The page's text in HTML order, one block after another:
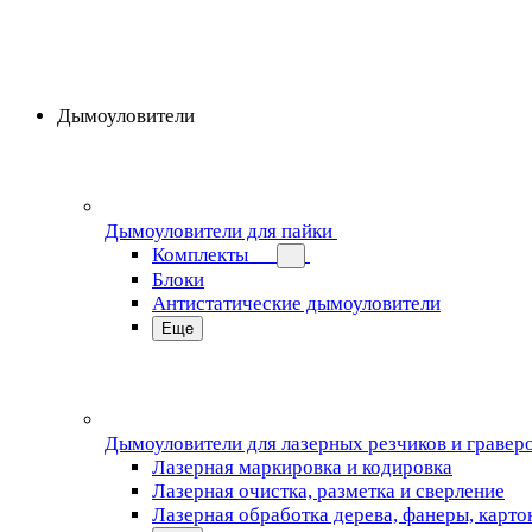
Дымоуловители
Дымоуловители для пайки
Комплекты
Блоки
Антистатические дымоуловители
Еще
Дымоуловители для лазерных резчиков и
Лазерная маркировка и кодировка
Лазерная очистка, разметка и сверление
Лазерная обработка дерева, фанеры,